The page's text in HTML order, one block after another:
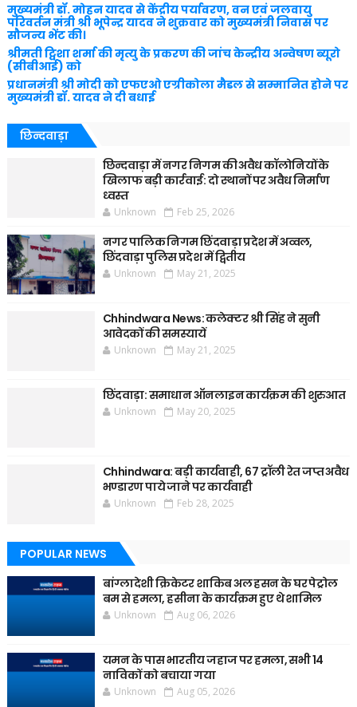
मुख्यमंत्री डॉ. मोहन यादव से केंद्रीय पर्यावरण, वन एवं जलवायु
परिवर्तन मंत्री श्री भूपेन्द्र यादव ने शुक्रवार को मुख्यमंत्री निवास पर
सौजन्य भेंट की।
श्रीमती ट्विशा शर्मा की मृत्यु के प्रकरण की जांच केन्द्रीय अन्वेषण ब्यूरो
(सीबीआई) को
प्रधानमंत्री श्री मोदी को एफएओ एग्रीकोला मैडल से सम्मानित होने पर
मुख्यमंत्री डॉ. यादव ने दी बधाई
छिन्दवाड़ा
छिन्दवाड़ा में नगर निगम की अवैध कॉलोनियों के
खिलाफ बड़ी कार्रवाई: दो स्थानों पर अवैध निर्माण
ध्वस्त
Unknown Feb 25, 2026
नगर पालिक निगम छिंदवाड़ा प्रदेश में अव्वल,
छिंदवाड़ा पुलिस प्रदेश में द्वितीय
Unknown May 21, 2025
Chhindwara News: कलेक्टर श्री सिंह ने सुनी
आवेदकों की समस्यायें
Unknown May 21, 2025
छिंदवाड़ा: समाधान ऑनलाइन कार्यक्रम की शुरुआत
Unknown May 20, 2025
Chhindwara: बड़ी कार्यवाही, 67 ट्रॉली रेत जप्त अवैध
भण्डारण पाये जाने पर कार्यवाही
Unknown Feb 28, 2025
POPULAR NEWS
बांग्लादेशी क्रिकेटर शाकिब अल हसन के घर पेट्रोल
बम से हमला, हसीना के कार्यक्रम हुए थे शामिल
Unknown Aug 06, 2026
यमन के पास भारतीय जहाज पर हमला, सभी 14
नाविकों को बचाया गया
Unknown Aug 05, 2026